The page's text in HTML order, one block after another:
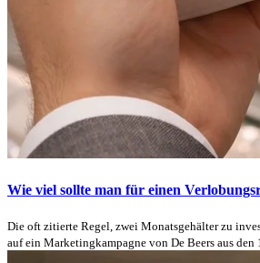
Wie viel sollte man für einen
Die oft zitierte Regel, zwei Monatsgehälter zu
auf ein Marketingkampagne von De Beers aus den